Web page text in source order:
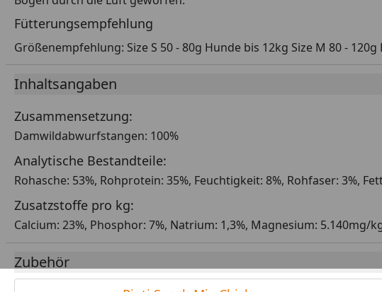
Fütterungsempfehlung
Größenempfehlung: Size S 50 - 80g Hunde bis 12kg Size M 80 -
Inhaltsangaben
Zusammensetzung:
Damwildabwurfstangen: 100%
Analytische Bestandteile:
Rohasche: 53%, Rohprotein: 35%, Feuchtigkeit: 8%, Rohfaser: 3%,
Zusatzstoffe pro kg:
Calcium: 23%, Phosphor: 7%, Natrium: 1,3%, Magnesium: 5.140mg/
Zubehör